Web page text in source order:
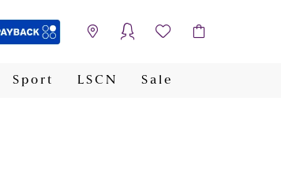
Sport LSCN Sale